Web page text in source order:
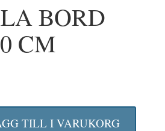
BORD
CM
TILL I VARUKORG